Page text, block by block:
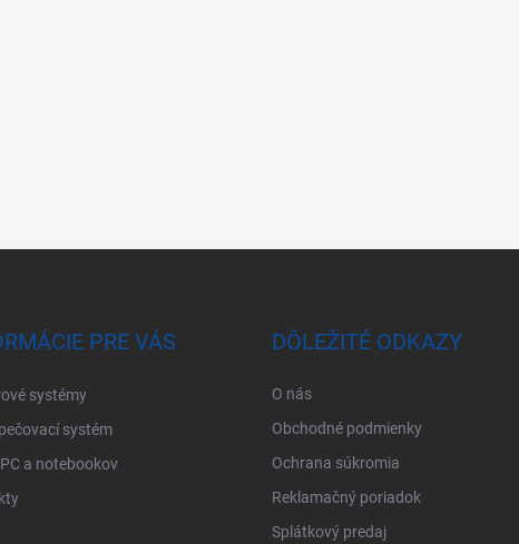
PRE VÁS
systémy
systém
a notebookov
DÔLEŽITÉ ODKAZY
O nás
Obchodné podmienky
Ochrana súkromia
Reklamačný poriadok
Splátkový predaj